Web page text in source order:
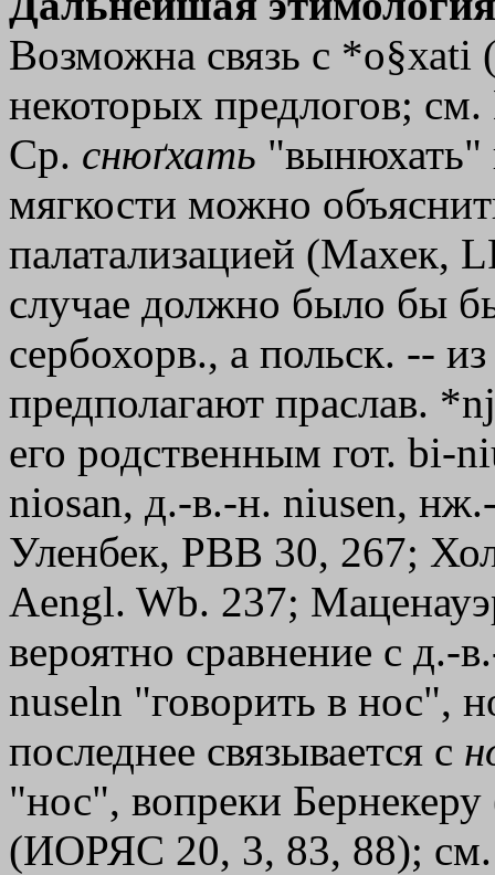
Возможна связь с
некоторых предлогов;
Ср. снюґхать "вынюхать"
мягкости можно
палатализацией (Махек,
случае должно было бы
сербохорв., а польск. --
предполагают праслав.
его родственным гот. bi-
niosan, д.-в.-н. niusen,
Уленбек, РВВ 30, 267;
Aengl. Wb. 237;
вероятно сравнение с д.-
nuseln "говорить в нос",
последнее связывается с
"нос", вопреки
(ИОРЯС 20, 3, 83, 88); см.